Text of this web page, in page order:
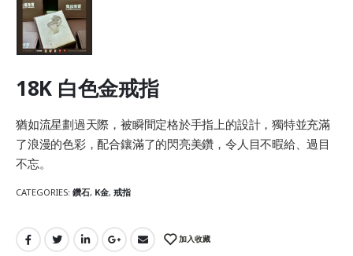
18K 白色金戒指
猶如流星劃過天際，被瞬間定格於手指上的設計，獨特並充滿
了浪漫的色彩，配合鑲滿了的閃亮美鑽，令人目不暇給、過目
不忘。
CATEGORIES: 鑽石, K金, 戒指
加入收藏